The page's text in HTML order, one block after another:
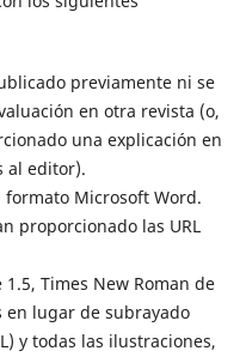
previamente ni se
en otra revista (o,
una explicación en
al editor).
formato Microsoft Word.
proporcionado las URL
Times New Roman de
en lugar de subrayado
y todas las ilustraciones,